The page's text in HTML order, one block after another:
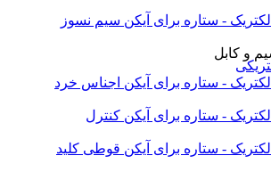
سیم نسوز
اجناس خرد
کنترل
قوطی کلید